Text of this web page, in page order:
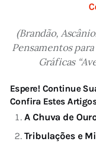
(Brandão,
Pensamentos
Gráficas
Espere! Continue
Confira Estes
A Chuva de
Tribulações e